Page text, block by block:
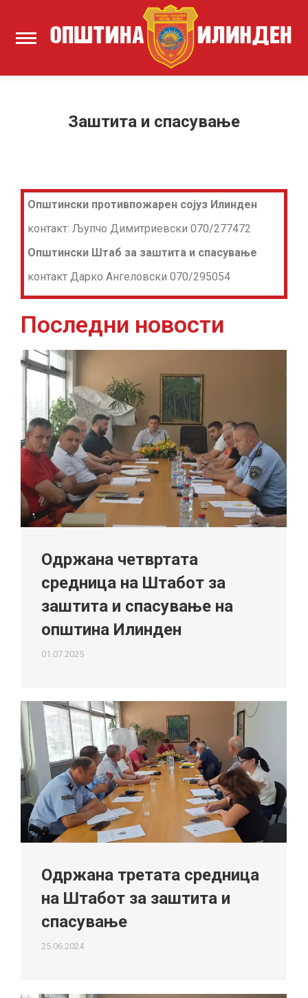
Заштита и спасување
Општински противпожарен сојуз Илинден
контакт: Љупчо Димитриевски 070/277472
Општински Штаб за заштита и спасување
контакт Дарко Ангеловски 070/295054
Последни новости
Одржана четвртата
средница на Штабот за
заштита и спасување на
општина Илинден
01.07.2025
Одржана третата средница
на Штабот за заштита и
спасување
25.06.2024